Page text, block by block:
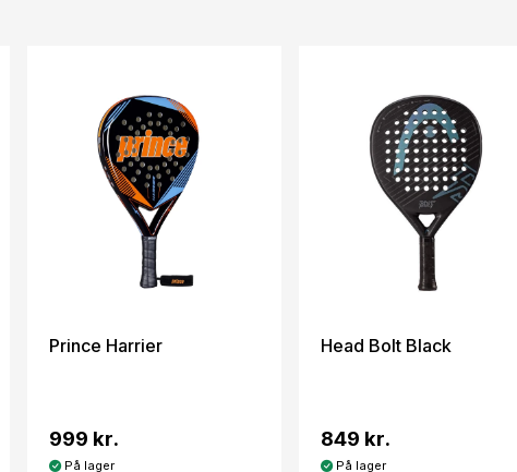
Prince Harrier
999 kr.
På lager
Head Bolt Black
849 kr.
På lager